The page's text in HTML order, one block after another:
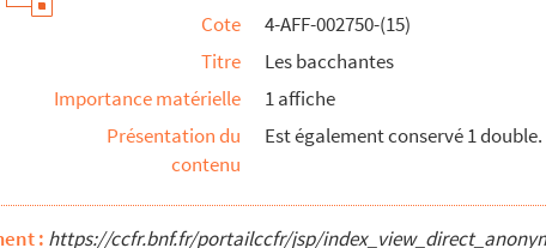
Cote
4-AFF-002750-(15)
Titre
Les bacchantes
Importance matérielle
1 affiche
Présentation du
contenu
Est également conservé 1 double.
: https://ccfr.bnf.fr/portailccfr/jsp/